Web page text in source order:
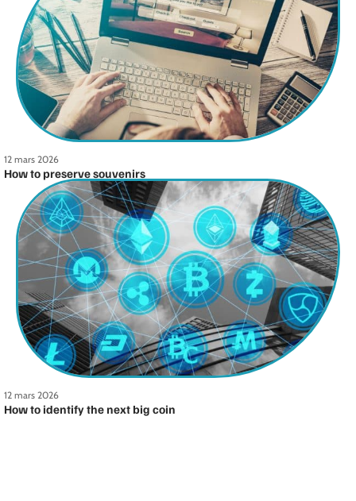
12 mars 2026
How to preserve souvenirs
12 mars 2026
How to identify the next big coin